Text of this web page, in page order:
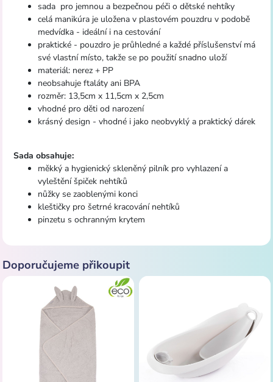
sada pro jemnou a bezpečnou péči o dětské nehtíky
celá manikúra je uložena v plastovém pouzdru v podobě
medvídka - ideální i na cestování
praktické - pouzdro je průhledné a každé příslušenství má
své vlastní místo, takže se po použití snadno uloží
materiál: nerez + PP
neobsahuje ftaláty ani BPA
rozměr: 13,5cm x 11,5cm x 2,5cm
vhodné pro děti od narození
krásný design - vhodné i jako neobvyklý a praktický dárek
Sada obsahuje:
měkký a hygienický skleněný pilník pro vyhlazení a
vyleštění špiček nehtíků
nůžky se zaoblenými konci
kleštičky pro šetrné kracování nehtíků
pinzetu s ochranným krytem
Doporučujeme přikoupit